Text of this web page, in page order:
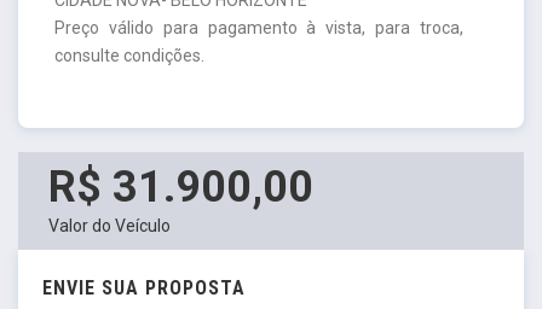
Preço válido para pagamento à vista, para troca,
consulte condições.
R$ 31.900,00
Valor do Veículo
ENVIE SUA PROPOSTA